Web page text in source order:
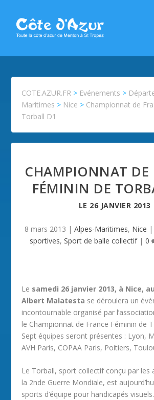
COTE.AZUR.FR > Evénements >
Maritimes > Nice > Championnat de
Torball D1
CHAMPIONNAT DE
FÉMININ DE
LE 26 JANVIER 2013
8 mars 2013 | Alpes-Maritimes, Nice |
sportives, Sport de balle collectif| 0
Le samedi 26 janvier 2013, à Nice,
Albert Malatesta se déroulera un
incontournable organisé par
le Championnat de France Féminin de
Sept équipes seront présentes : Lyon,
AVH Paris, COPAA Paris, Poitiers,
Le Torball, sport collectif conçu par les
la 2nde Guerre Mondiale, est
sports d’équipe pour handicapés